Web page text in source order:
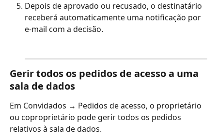
Depois de aprovado ou recusado, o destinatário
receberá automaticamente uma notificação por
e-mail com a decisão.
Gerir todos os pedidos de acesso a uma
sala de dados
Em Convidados → Pedidos de acesso, o proprietário
ou coproprietário pode gerir todos os pedidos
relativos à sala de dados.